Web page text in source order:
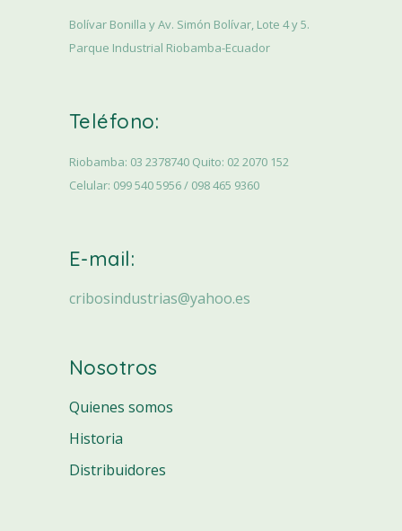
Bolívar Bonilla y Av. Simón Bolívar, Lote 4 y 5.
Parque Industrial Riobamba-Ecuador
Teléfono:
Riobamba: 03 2378740 Quito: 02 2070 152
Celular: 099 540 5956 / 098 465 9360
E-mail:
cribosindustrias@yahoo.es
Nosotros
Quienes somos
Historia
Distribuidores